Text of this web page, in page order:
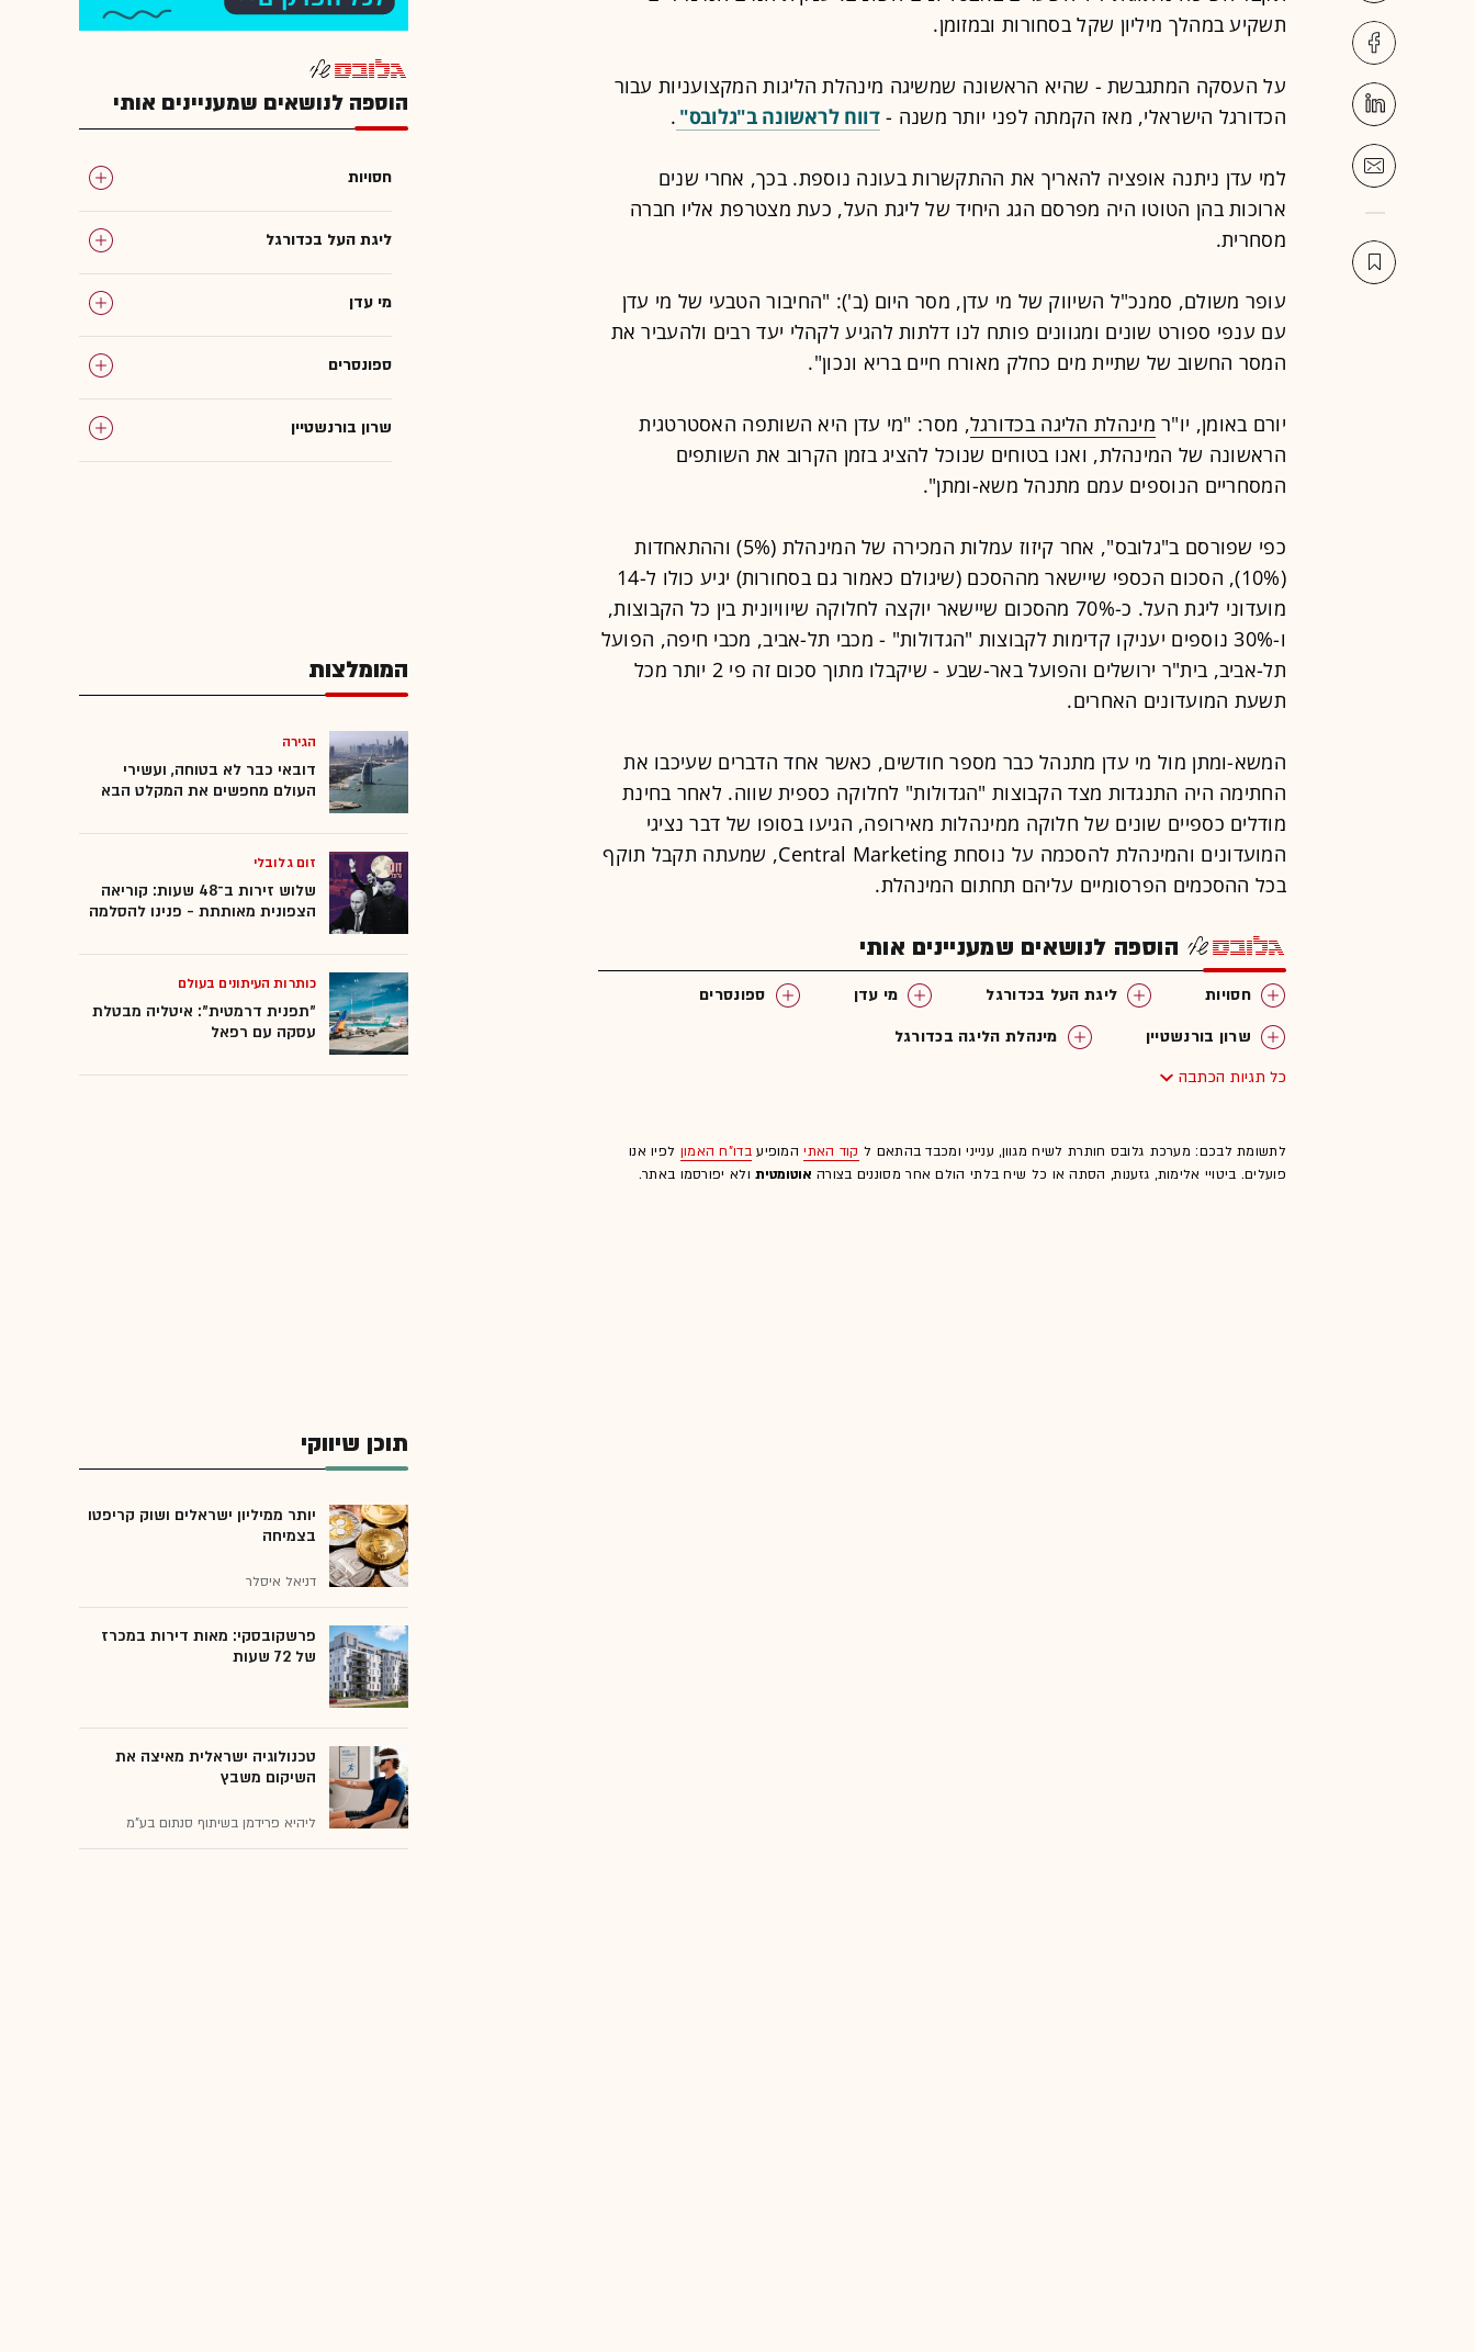
תשקיע במהלך מיליון שקל בסחורות ובמזומן.
על העסקה המתגבשת - שהיא הראשונה שמשיגה מינהלת הליגות המקצועניות עבור
הכדורגל הישראלי, מאז הקמתה לפני יותר משנה -דווח לראשונה ב"גלובס" .
למי עדן ניתנה אופציה להאריך את ההתקשרות בעונה נוספת. בכך, אחרי שנים
ארוכות בהן הטוטו היה מפרסם הגג היחיד של ליגת העל, כעת מצטרפת אליו חברה
מסחרית.
עופר משולם, סמנכ"ל השיווק של מי עדן, מסר היום (ב'): "החיבור הטבעי של מי עדן
עם ענפי ספורט שונים ומגוונים פותח לנו דלתות להגיע לקהלי יעד רבים ולהעביר את
המסר החשוב של שתיית מים כחלק מאורח חיים בריא ונכון".
יורם באומן, יו"ר מינהלת הליגה בכדורגל, מסר: "מי עדן היא השותפה האסטרטגית
הראשונה של המינהלת, ואנו בטוחים שנוכל להציג בזמן הקרוב את השותפים
המסחריים הנוספים עמם מתנהל משא-ומתן".
כפי שפורסם ב"גלובס", אחר קיזוז עמלות המכירה של המינהלת (5%) וההתאחדות
(10%), הסכום הכספי שיישאר מההסכם (שיגולם כאמור גם בסחורות) יגיע כולו ל-14
מועדוני ליגת העל. כ-70% מהסכום שיישאר יוקצה לחלוקה שיוויונית בין כל הקבוצות,
ו-30% נוספים יעניקו קדימות לקבוצות "הגדולות" - מכבי תל-אביב, מכבי חיפה, הפועל
תל-אביב, בית"ר ירושלים והפועל באר-שבע - שיקבלו מתוך סכום זה פי 2 יותר מכל
תשעת המועדונים האחרים.
המשא-ומתן מול מי עדן מתנהל כבר מספר חודשים, כאשר אחד הדברים שעיכבו את
החתימה היה התנגדות מצד הקבוצות "הגדולות" לחלוקה כספית שווה. לאחר בחינת
מודלים כספיים שונים של חלוקה ממינהלות מאירופה, הגיעו בסופו של דבר נציגי
המועדונים והמינהלת להסכמה על נוסחת Central Marketing, שמעתה תקבל תוקף
בכל ההסכמים הפרסומיים עליהם תחתום המינהלת.
הוספה לנושאים שמעניינים אותי
חסויות ליגת העל בכדורגל מי עדן
ספונסרים
שרון בורנשטיין
מינהלת הליגה בכדורגל
כל תגיות הכתבה
לתשומת לבכם: מערכת גלובס חותרת לשיח מגוון, ענייני ומכבד בהתאם ל קוד האתיהמופיעבדו"ח האמון לפיו אנו
פועלים. ביטויי אלימות, גזענות, הסתה או כל שיח בלתי הולם אחר מסוננים בצורה אוטומטיתולא יפורסמו באתר.
הוספה לנושאים שמעניינים אותי
חסויות
ליגת העל בכדורגל
מי עדן
ספונסרים
שרון בורנשטיין
המומלצות
הגירה
דובאי כבר לא בטוחה, ועשירי
העולם מחפשים את המקלט הבא
זום גלובלי
שלוש זירות ב־48 שעות: קוריאה
הצפונית מאותתת - פנינו להסלמה
כותרות העיתונים בעולם
"תפנית דרמטית": איטליה מבטלת
עסקה עם רפאל
תוכן שיווקי
יותר ממיליון ישראלים ושוק קריפטו
בצמיחה
דניאל איסלר
פרשקובסקי: מאות דירות במכרז
של 72 שעות
טכנולוגיה ישראלית מאיצה את
השיקום משבץ
ליהיא פרידמן בשיתוף סנתום בע"מ